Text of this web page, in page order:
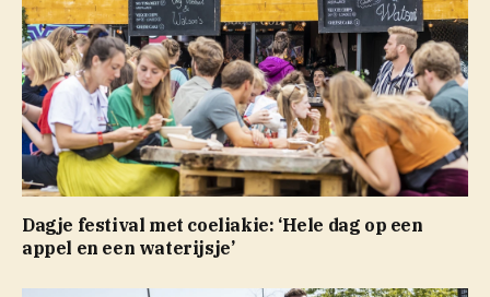
Dagje festival met coeliakie: ‘Hele dag op een
appel en een waterijsje’